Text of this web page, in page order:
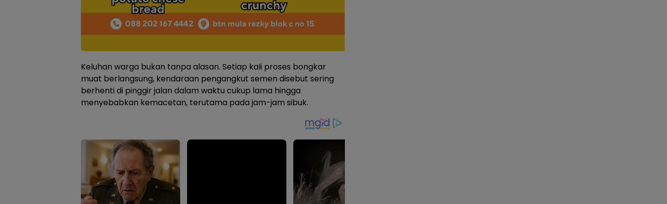
Keluhan warga bukan tanpa alasan. Setiap kali proses bongkar
muat berlangsung, kendaraan pengangkut semen disebut sering
berhenti di pinggir jalan dalam waktu cukup lama hingga
menyebabkan kemacetan, terutama pada jam-jam sibuk.